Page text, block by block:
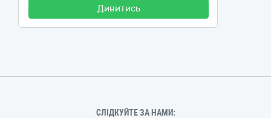
Дивитись
СЛІДКУЙТЕ ЗА НАМИ: